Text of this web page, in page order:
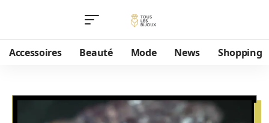
Accessoires Beauté Mode News Shopping